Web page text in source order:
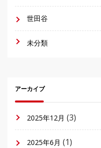
世田谷
未分類
アーカイブ
2025年12月 (3)
2025年6月 (1)